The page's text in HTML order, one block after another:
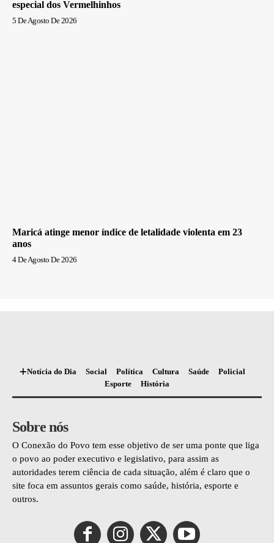
especial dos Vermelhinhos
5 De Agosto De 2026
Maricá atinge menor índice de letalidade violenta em 23
anos
4 De Agosto De 2026
Notícia do Dia Social Política Cultura Saúde
Policial
Esporte
História
Sobre nós
O Conexão do Povo tem esse objetivo de ser uma ponte que liga
o povo ao poder executivo e legislativo, para assim as
autoridades terem ciência de cada situação, além é claro que o
site foca em assuntos gerais como saúde, história, esporte e
outros.